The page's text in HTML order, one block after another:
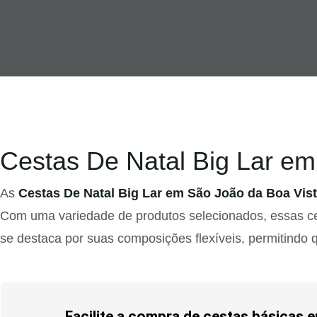
Cestas De Natal Big Lar
As Cestas De Natal Big Lar em São João da Boa
Com uma variedade de produtos selecionados, essas
se destaca por suas composições flexíveis,